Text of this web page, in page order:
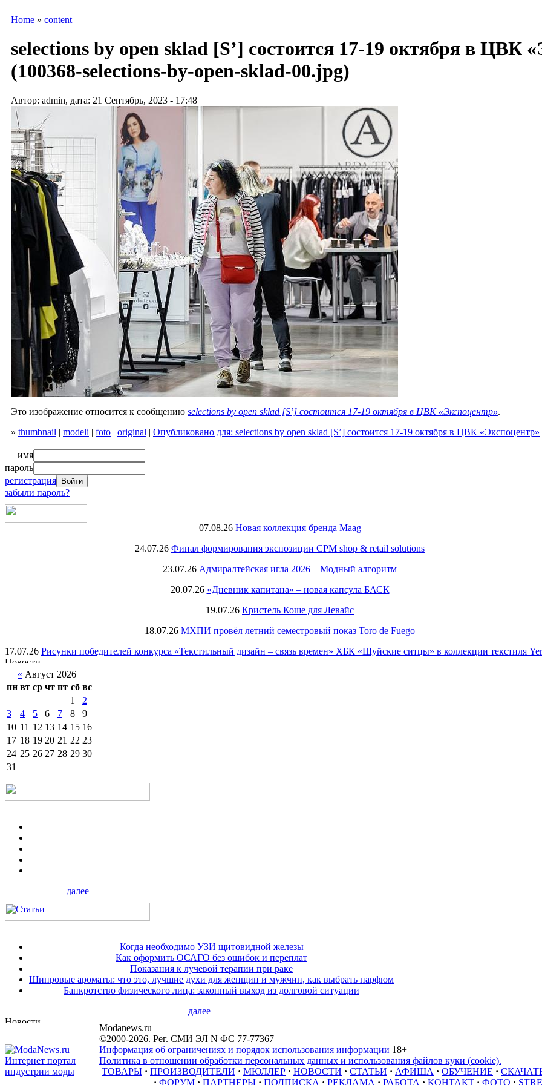
Home » content
selections by open sklad [S’] состоится 17-19 октября в ЦВК
(100368-selections-by-open-sklad-00.jpg)
Автор: admin, дата: 21 Сентябрь, 2023 - 17:48
Это изображение относится к сообщению selections by open sklad [S’] состоится 17-19 октября в ЦВК «Экспоцентр».
» thumbnail | modeli | foto | original | Опубликовано для: selections by open sklad [S’] состоится 17-19 октября в ЦВК «Экспоцентр»
имя
пароль
регистрация
забыли пароль?
07.08.26 Новая коллекция бренда Maag
24.07.26 Финал формирования экспозиции CPM shop & retail solutions
23.07.26 Адмиралтейская игла 2026 – Модный алгоритм
20.07.26 «Дневник капитана» – новая капсула БАСК
19.07.26 Кристель Коше для Левайс
18.07.26 МХПИ провёл летний семестровый показ Toro de Fuego
17.07.26 Рисунки победителей конкурса «Текстильный дизайн – связь времен» ХБК «Шуйские ситцы» в коллекции текстиля
« Август 2026
пн вт ср чт пт сб вс
1
2
3
4 5 6 7 8
9
10 11 12 13 14 15 16
17 18 19 20 21 22 23
24 25 26 27 28 29 30
31
далее
Когда необходимо УЗИ щитовидной железы
Как оформить ОСАГО без ошибок и переплат
Показания к лучевой терапии при раке
Шипровые ароматы: что это, лучшие духи для женщин и мужчин, как выбрать парфюм
Банкротство физического лица: законный выход из долговой ситуации
далее
Modanews.ru
©2000-2026. Рег. СМИ ЭЛ N ФС 77-77367
Информация об ограничениях и порядок использования информации 18+
Политика в отношении обработки персональных данных и использования файлов куки (cookie).
ТОВАРЫ · ПРОИЗВОДИТЕЛИ · МЮЛЛЕР · НОВОСТИ · СТАТЬИ · АФИША · ОБУЧЕНИЕ ·
· ФОРУМ · ПАРТНЕРЫ · ПОДПИСКА · РЕКЛАМА · РАБОТА · КОНТАКТ · ФОТО ·